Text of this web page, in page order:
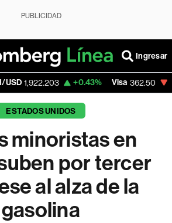
PUBLICIDAD
Ingresar
+0.43% Visa 362.50 -2.15%
ESTADOS UNIDOS
minoristas en
por tercer
al alza de la
gasolina